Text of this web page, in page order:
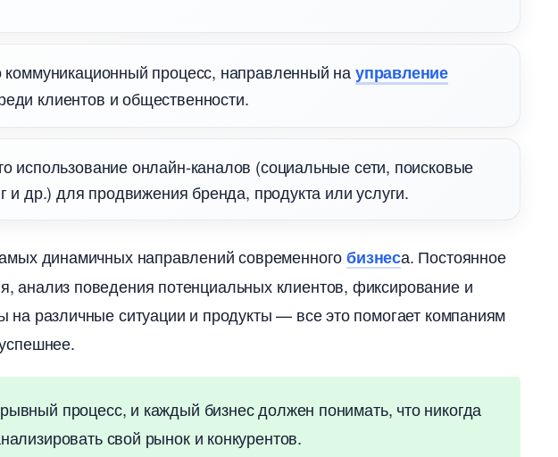
процесс, направленный науправление
клиентов и общественности.
использование онлайн-каналов (социальные сети, поисковые
и др.) для продвижения бренда, продукта или услуги.
динамичных направлений современногоизнеса. Постоянное
анализ поведения потенциальных клиентов, фиксирование и
на различные ситуации и продукты — все это помогает компаниям
процесс, и каждый бизнес должен понимать, что никогда
свой рынок и конкурентов.